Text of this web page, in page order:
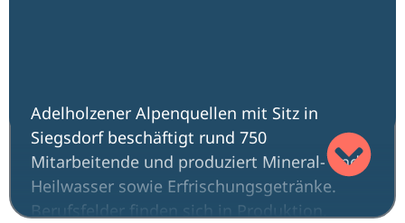
Adelholzener Alpenquellen mit Sitz in
Siegsdorf beschäftigt rund 750
Mitarbeitende und produziert Mineral- und
Heilwasser sowie Erfrischungsgetränke.
Berufsfelder finden sich in Produktion,